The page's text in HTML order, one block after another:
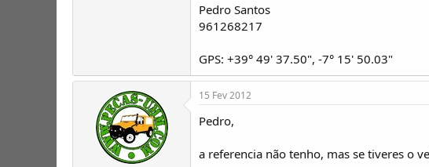
Pedro Santos
961268217
GPS: +39° 49' 37.50", -7° 15' 50.03"
15 Fev 2012
Pedro,
a referencia não tenho, mas se tiveres o